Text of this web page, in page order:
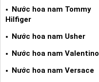
Nước hoa nam Tommy
Hilfiger
Nước hoa nam Usher
Nước hoa nam Valentino
Nước hoa nam Versace